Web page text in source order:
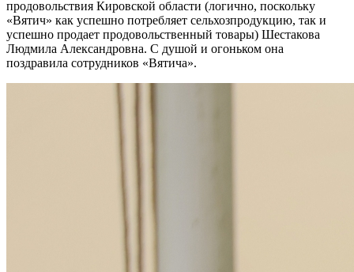
продовольствия Кировской области (логично, поскольку
«Вятич» как успешно потребляет сельхозпродукцию, так и
успешно продает продовольственный товары) Шестакова
Людмила Александровна. С душой и огоньком она
поздравила сотрудников «Вятича».